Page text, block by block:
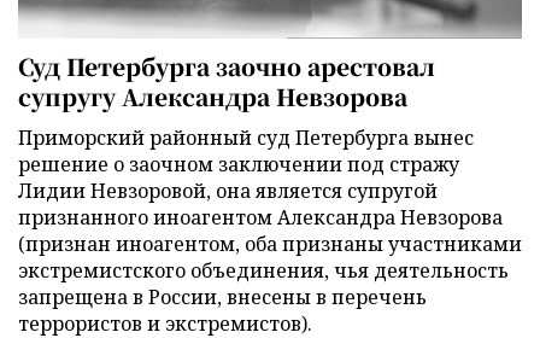
Суд Петербурга заочно арестовал
супругу Александра Невзорова
Приморский районный суд Петербурга вынес
решение о заочном заключении под стражу
Лидии Невзоровой, она является супругой
признанного иноагентом Александра Невзорова
(признан иноагентом, оба признаны участниками
экстремистского объединения, чья деятельность
запрещена в России, внесены в перечень
террористов и экстремистов).